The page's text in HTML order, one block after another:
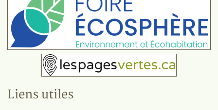
Liens utiles